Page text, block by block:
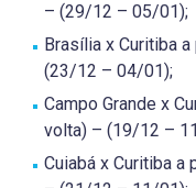
– (29/12 – 05/01);
Brasília x Curitiba a
(23/12 – 04/01);
Campo Grande x
volta) – (19/12 –
Cuiabá x Curitiba a